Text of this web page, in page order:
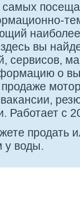
самых
вы
сервисов,
о
Работает с
продать
у воды.